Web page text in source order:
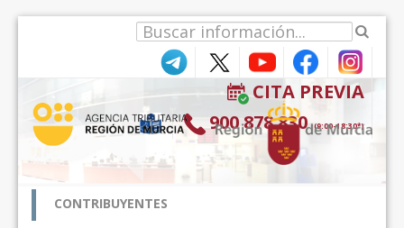
CITA PREVIA
900 878 830 (9:00-18:30*)
CONTRIBUYENTES